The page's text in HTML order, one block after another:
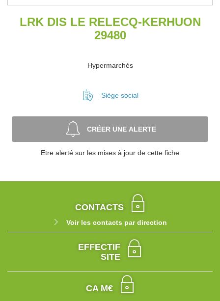
LRK DIS LE RELECQ-KERHUON
29480
Hypermarchés
Siège social
CRÉER UNE ALERTE
Etre alerté sur les mises à jour de cette fiche
CONTACTS
Voir les contacts par direction
EFFECTIF
SITE
CA M€